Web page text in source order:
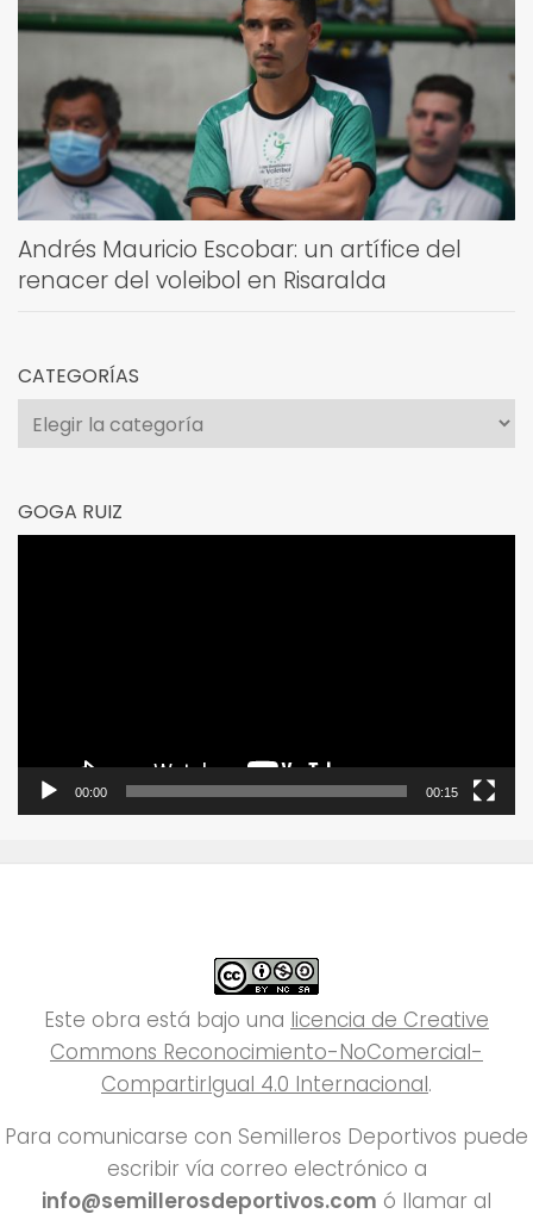
Andrés Mauricio Escobar: un artífice del
renacer del voleibol en Risaralda
CATEGORÍAS
Categorías
GOGA RUIZ
00:00 00:15
Este obra está bajo una licencia de Creative
Commons Reconocimiento-NoComercial-
CompartirIgual 4.0 Internacional.
Para comunicarse con Semilleros Deportivos puede
escribir vía correo electrónico a
info@semillerosdeportivos.com ó llamar al